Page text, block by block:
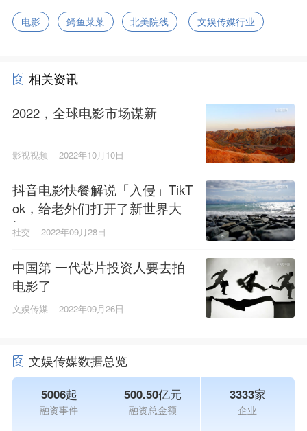
电影 鳄鱼莱莱 北美院线 文娱传媒行业
相关资讯
2022，全球电影市场谋新
影视视频 2022年10月10日
抖音电影快餐解说「入侵」TikT
ok，给老外们打开了新世界大
门
社交 2022年09月28日
中国第 一代芯片投资人要去拍
电影了
文娱传媒 2022年09月26日
文娱传媒数据总览
5006起
融资事件
500.50亿元
融资总金额
3333家
企业